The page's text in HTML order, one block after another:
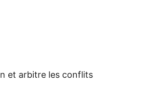
et arbitre les conflits